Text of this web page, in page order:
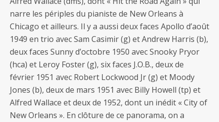
narre les périples du pianiste de New Orleans à
Chicago et ailleurs. Il y a aussi deux faces Apollo d’août
1949 en trio avec Sam Casimir (g) et Andrew Harris (b),
deux faces Sunny d’octobre 1950 avec Snooky Pryor
(hca) et Leroy Foster (g), six faces J.O.B., deux de
février 1951 avec Robert Lockwood Jr (g) et Moody
Jones (b), deux de mars 1951 avec Billy Howell (tp) et
Alfred Wallace et deux de 1952, dont un inédit « City of
New Orleans ». En clôture de ce panorama, on a